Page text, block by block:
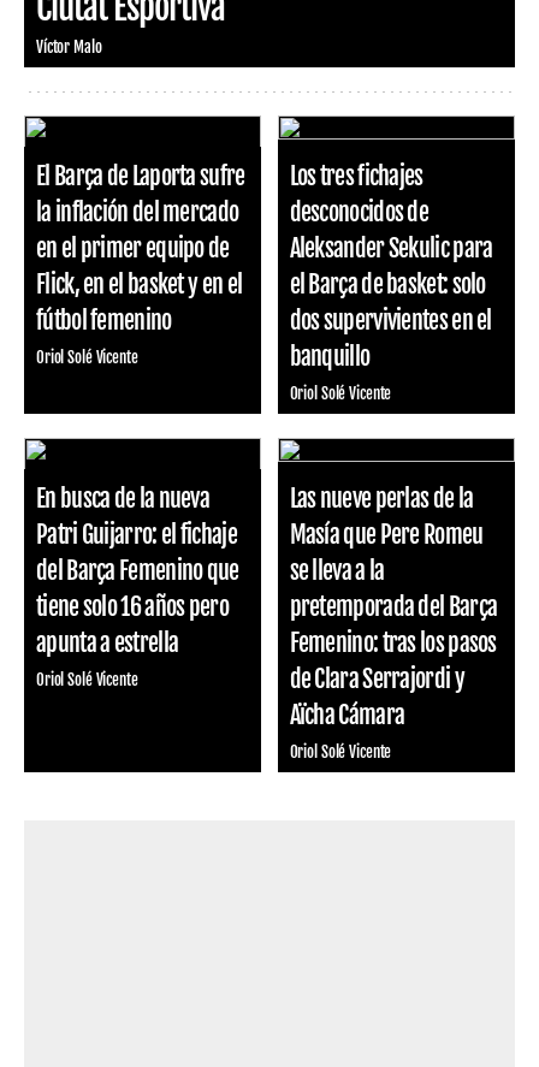
Víctor Malo
El Barça de Laporta sufre
la inflación del mercado
en el primer equipo de
Flick, en el basket y en el
fútbol femenino
Oriol Solé Vicente
Los tres fichajes
desconocidos de
Aleksander Sekulic para
el Barça de basket: solo
dos supervivientes en el
banquillo
Oriol Solé Vicente
En busca de la nueva
Patri Guijarro: el fichaje
del Barça Femenino que
tiene solo 16 años pero
apunta a estrella
Oriol Solé Vicente
Las nueve perlas de la
Masía que Pere Romeu
se lleva a la
pretemporada del Barça
Femenino: tras los pasos
de Clara Serrajordi y
Aïcha Cámara
Oriol Solé Vicente